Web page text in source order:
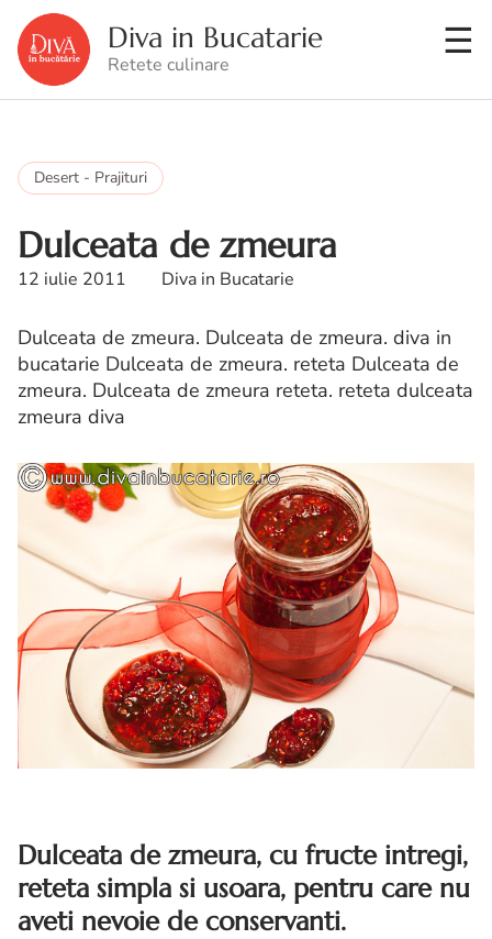
Diva in Bucatarie
Retete culinare
Desert - Prajituri
Dulceata de zmeura
12 iulie 2011 Diva in Bucatarie
Dulceata de zmeura. Dulceata de zmeura. diva in
bucatarie Dulceata de zmeura. reteta Dulceata de
zmeura. Dulceata de zmeura reteta. reteta dulceata
zmeura diva
Dulceata de zmeura, cu fructe intregi,
reteta simpla si usoara, pentru care nu
aveti nevoie de conservanti.